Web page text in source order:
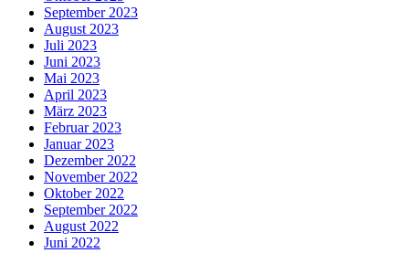
September 2023
August 2023
Juli 2023
Juni 2023
Mai 2023
April 2023
März 2023
Februar 2023
Januar 2023
Dezember 2022
November 2022
Oktober 2022
September 2022
August 2022
Juni 2022